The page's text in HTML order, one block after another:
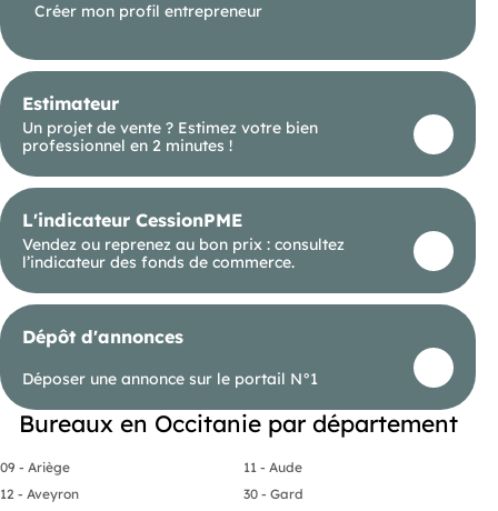
Créer mon profil entrepreneur
Estimateur
Un projet de vente ? Estimez votre bien
professionnel en 2 minutes !
L'indicateur CessionPME
Vendez ou reprenez au bon prix : consultez
l’indicateur des fonds de commerce.
Dépôt d'annonces
Déposer une annonce sur le portail N°1
Bureaux en Occitanie par département
09 - Ariège
11 - Aude
12 - Aveyron
30 - Gard